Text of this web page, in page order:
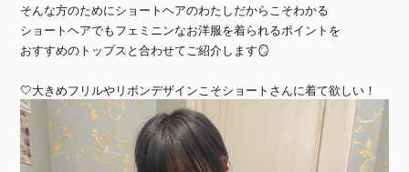
そんな方のためにショートヘアのわたしだからこそわかる
ショートヘアでもフェミニンなお洋服を着られるポイントを
おすすめのトップスと合わせてご紹介します🪞
🤍大きめフリルやリボンデザインこそショートさんに着て欲しい！